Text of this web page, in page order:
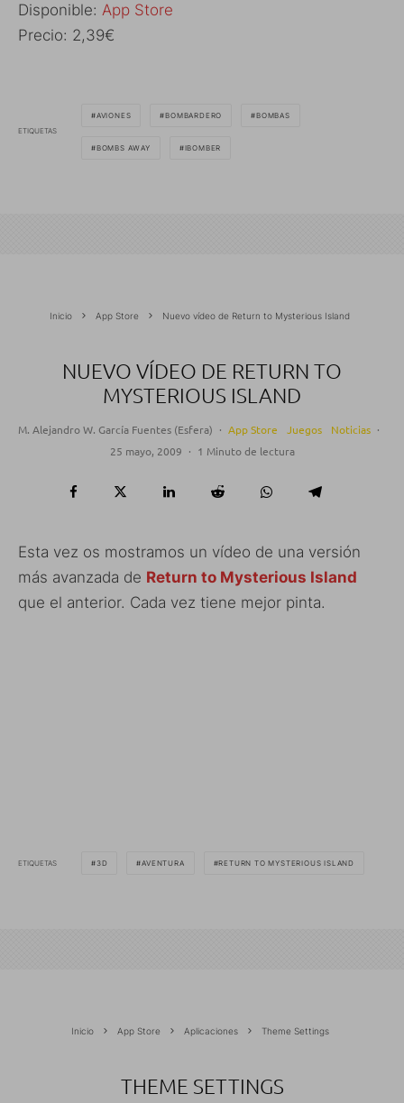
Disponible: App Store
Precio: 2,39€
ETIQUETAS
AVIONES BOMBARDERO BOMBAS
BOMBS AWAY IBOMBER
Inicio App Store Nuevo vídeo de Return to Mysterious Island
NUEVO VÍDEO DE RETURN TO
MYSTERIOUS ISLAND
M. Alejandro W. García Fuentes (Esfera) · App Store Juegos Noticias ·
25 mayo, 2009 · 1 Minuto de lectura
Esta vez os mostramos un vídeo de una versión
más avanzada de Return to Mysterious Island
que el anterior. Cada vez tiene mejor pinta.
ETIQUETAS 3D AVENTURA RETURN TO MYSTERIOUS ISLAND
Inicio App Store Aplicaciones Theme Settings
THEME SETTINGS